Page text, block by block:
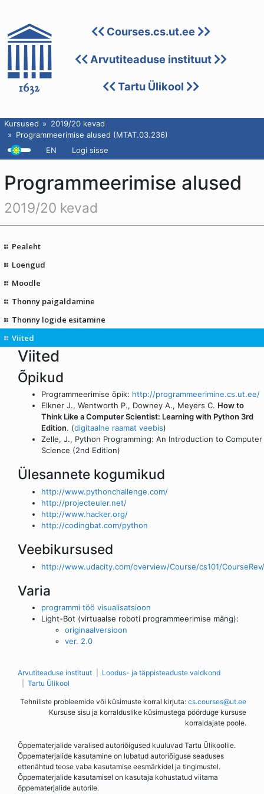
Courses.cs.ut.ee
Arvutiteaduse instituut
Tartu Ülikool
Kursused
2019/20 kevad
Programmeerimise alused (MTAT.03.236)
EN
Logi sisse
Programmeerimise alused
2019/20 kevad
Pealeht
Loengud
Moodle
Thonny paigaldamine
Thonny logide esitamine
Viited
Viited
Õpikud
Programmeerimise õpik: http://programmeerimine.cs.ut.ee/
Elkner J., Wentworth P., Downey A., Meyers C. How to
Think Like a Computer Scientist: Learning with Python 3rd
Edition. (digitaalne raamat veebis)
Zelle, J., Python Programming: An Introduction to Computer
Science (2nd Edition)
Ülesannete kogumikud
http://www.pythonchallenge.com/
http://projecteuler.net/
http://www.hacker.org/
http://codingbat.com/python
Veebikursused
http://www.udacity.com/overview/Course/cs101/
Varia
programmi töö visualisatsioon
Light-Bot (virtuaalse roboti programmeerimise mäng):
originaalversioon
ver. 2.0
Arvutiteaduse instituut
Loodus- ja täppisteaduste valdkond
Tartu Ülikool
Tehniliste probleemide või küsimuste korral kirjuta: cs.courses@ut.ee
Kursuse sisu ja korralduslike küsimustega pöörduge kursuse
korraldajate poole.
Õppematerjalide varalised autoriõigused kuuluvad Tartu Ülikoolile.
Õppematerjalide kasutamine on lubatud autoriõiguse seaduses
ettenähtud teose vaba kasutamise eesmärkidel ja tingimustel.
Õppematerjalide kasutamisel on kasutaja kohustatud viitama
õppematerjalide autorile.